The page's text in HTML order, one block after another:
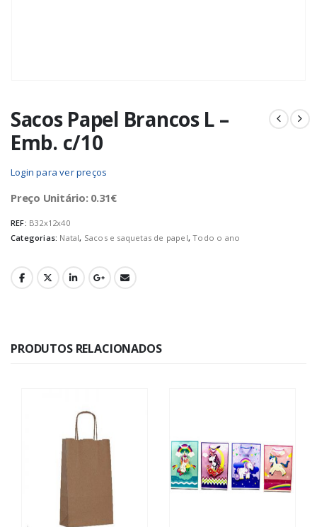
Sacos Papel Brancos L –
Emb. c/10
Login para ver preços
Preço Unitário: 0.31€
REF: B32x12x40
Categorias: Natal, Sacos e saquetas de papel,Todo o ano
PRODUTOS RELACIONADOS